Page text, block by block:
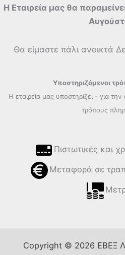
Η Εταιρεία μας θα
Θα είμαστε πάλι ανοικτά
Υποστηριζόμενοι
Η εταιρεία μας υποστηρίζει - για
τρόπους
Πιστωτικές και
Μεταφορά σε
Copyright © 2026 ΕΒΕΞ